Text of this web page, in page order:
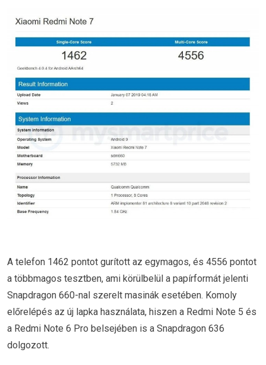
A telefon 1462 pontot gurított az egymagos, és 4556 pontot
a többmagos tesztben, ami körülbelül a papírformát jelenti
Snapdragon 660-nal szerelt masinák esetében. Komoly
előrelépés az új lapka használata, hiszen a Redmi Note 5 és
a Redmi Note 6 Pro belsejében is a Snapdragon 636
dolgozott.